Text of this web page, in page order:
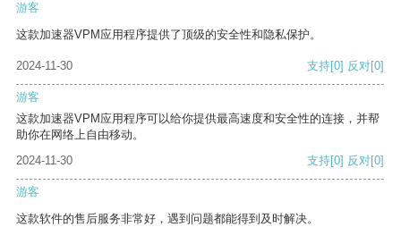
游客
这款加速器VPM应用程序提供了顶级的安全性和隐私保护。
2024-11-30 支持[0] 反对[0]
游客
这款加速器VPM应用程序可以给你提供最高速度和安全性的连接，并帮
助你在网络上自由移动。
2024-11-30
支持[0] 反对[0]
游客
这款软件的售后服务非常好，遇到问题都能得到及时解决。